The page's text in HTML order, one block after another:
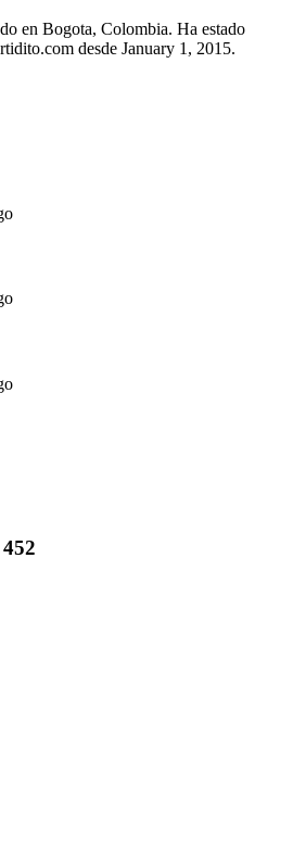
en Bogota, Colombia. Ha estado
desde January 1, 2015.
452